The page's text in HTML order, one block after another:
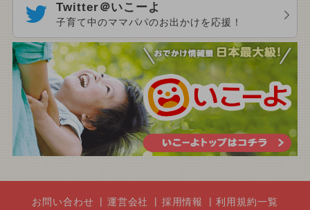
Twitter＠いこーよ
子育て中のママパパのお出かけを応援！
お問い合わせ 運営会社 採用情報 利用規約一覧